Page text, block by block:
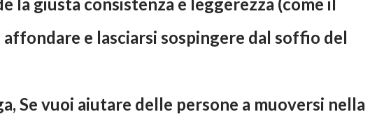
e lasciarsi sospingere dal soffio del
Se vuoi aiutare delle persone a muoversi nella